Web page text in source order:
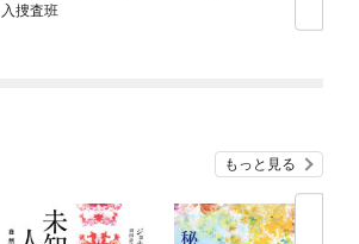
入捜査班
もっと見る